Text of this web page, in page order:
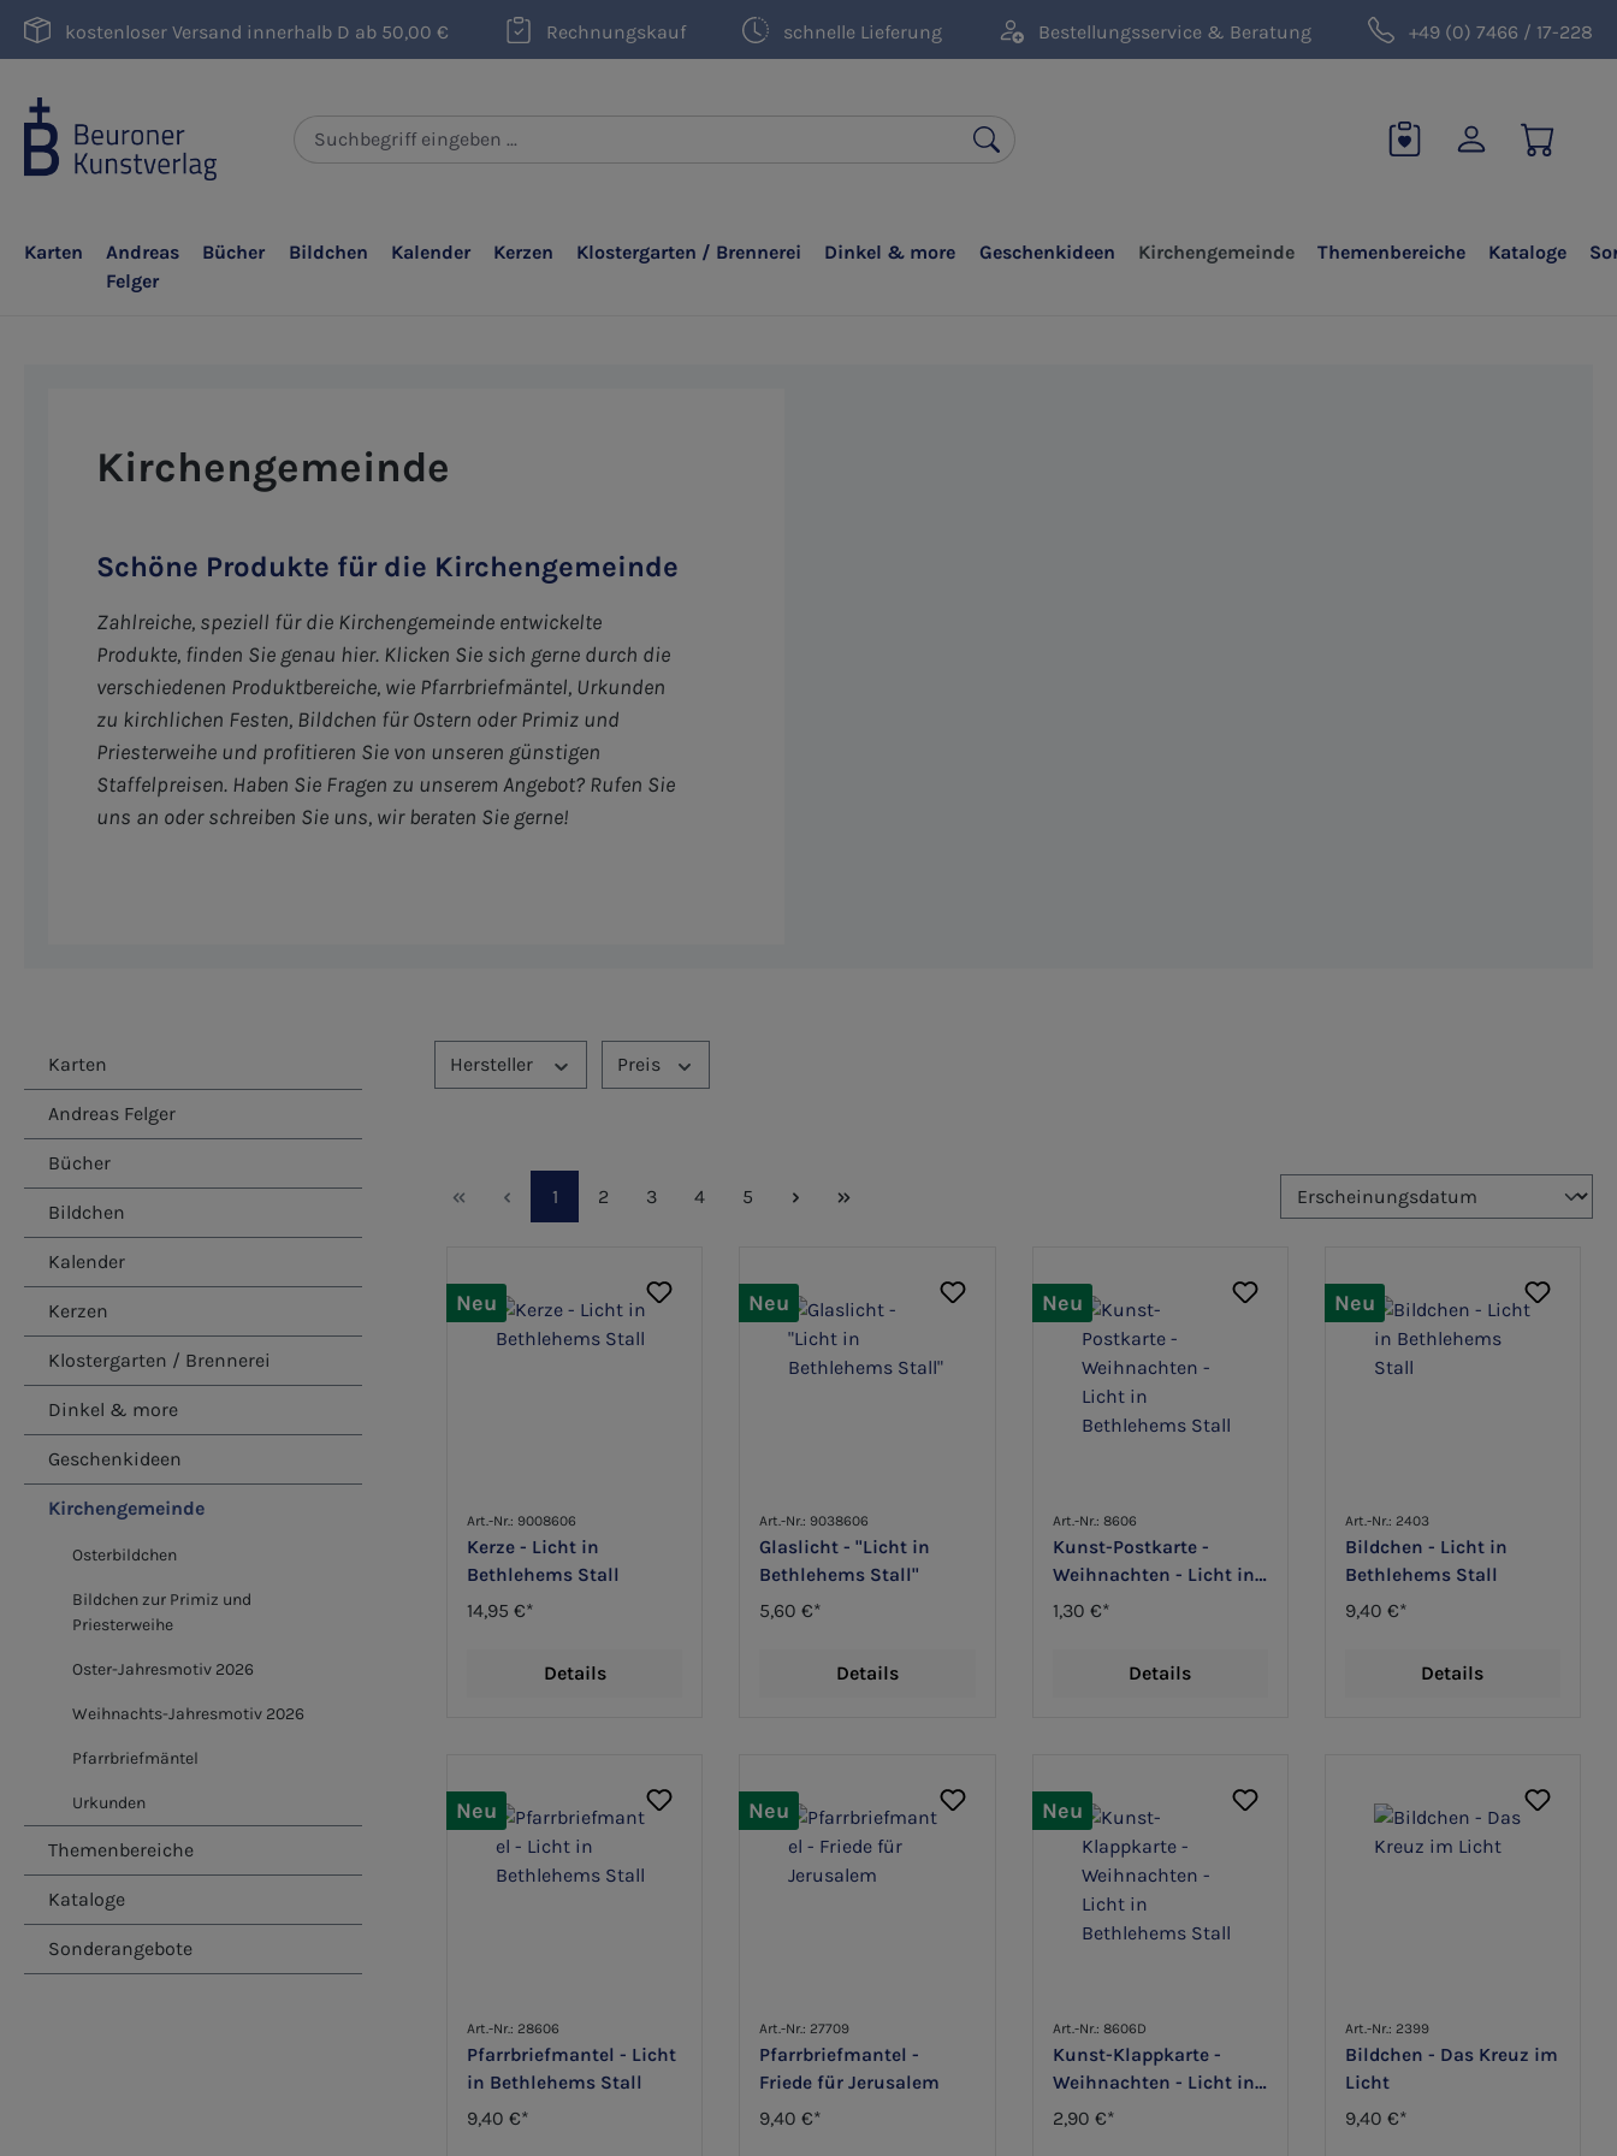
Hauptinhalt springen
Zur Suche springen
Zur Hauptnavigation springen
kostenloser Versand innerhalb D ab 50,00 € Rechnungskauf schnelle Lieferung Bestellungsservice & Beratung +49 (0) 7466 / 17-228
Karten
Andreas
Felger
Bücher Bildchen Kalender Kerzen Klostergarten / Brennerei Dinkel & more Geschenkideen Kirchengemeinde Themenbereiche Kataloge
Kirchengemeinde
Schöne Produkte für die Kirchengemeinde
Zahlreiche, speziell für die Kirchengemeinde entwickelte
Produkte, finden Sie genau hier. Klicken Sie sich gerne durch die
verschiedenen Produktbereiche, wie Pfarrbriefmäntel, Urkunden
zu kirchlichen Festen, Bildchen für Ostern oder Primiz und
Priesterweihe und profitieren Sie von unseren günstigen
Staffelpreisen. Haben Sie Fragen zu unserem Angebot? Rufen Sie
uns an oder schreiben Sie uns, wir beraten Sie gerne!
Karten
Andreas Felger
Bücher
Bildchen
Kalender
Kerzen
Klostergarten / Brennerei
Dinkel & more
Geschenkideen
Kirchengemeinde
Osterbildchen
Bildchen zur Primiz und
Priesterweihe
Oster-Jahresmotiv 2026
Weihnachts-Jahresmotiv 2026
Pfarrbriefmäntel
Urkunden
Themenbereiche
Kataloge
Sonderangebote
Hersteller Preis
Seite
1 Seite
2 Seite
3 Seite
4 Seite
5
Neu
Art.-Nr.: 9008606
Kerze - Licht in
Bethlehems Stall
14,95 €*
Details
Neu
Art.-Nr.: 9038606
Glaslicht - "Licht in
Bethlehems Stall"
5,60 €*
Details
Neu
Art.-Nr.: 8606
Kunst-Postkarte -
Weihnachten - Licht in
Bethlehems Stall
1,30 €*
Details
Neu
Art.-Nr.: 2403
Bildchen - Licht in
Bethlehems Stall
9,40 €*
Details
Neu
Art.-Nr.: 28606
Pfarrbriefmantel - Licht
in Bethlehems Stall
9,40 €*
Neu
Art.-Nr.: 27709
Pfarrbriefmantel -
Friede für Jerusalem
9,40 €*
Neu
Art.-Nr.: 8606D
Kunst-Klappkarte -
Weihnachten - Licht in
Bethlehems Stall
2,90 €*
Art.-Nr.: 2399
Bildchen - Das Kreuz im
Licht
9,40 €*